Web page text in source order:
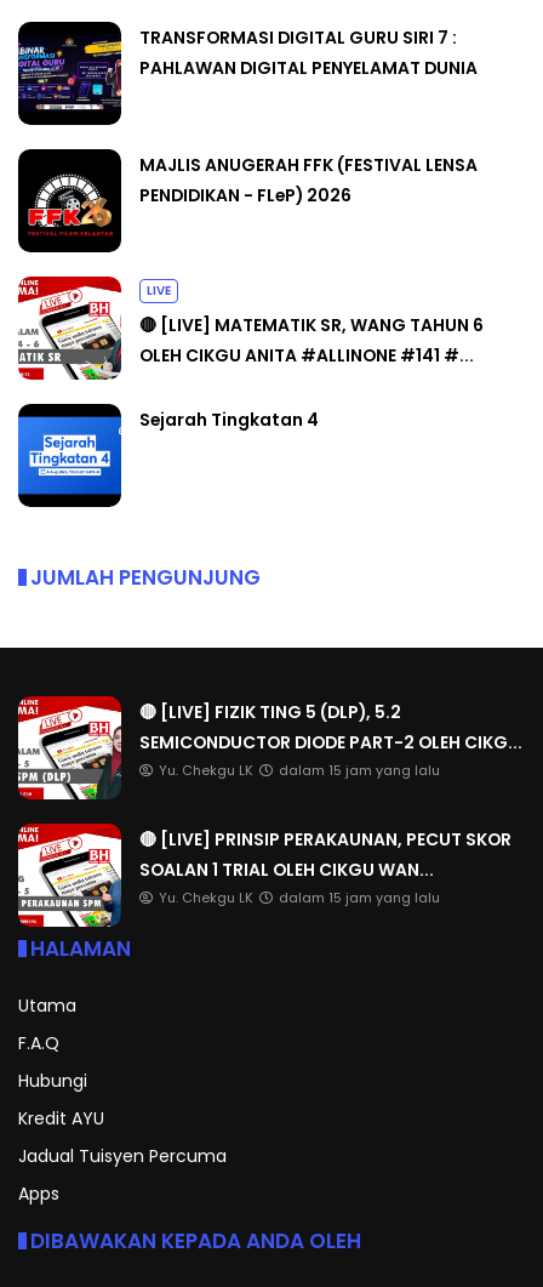
TRANSFORMASI DIGITAL GURU SIRI 7 :
PAHLAWAN DIGITAL PENYELAMAT DUNIA
MAJLIS ANUGERAH FFK (FESTIVAL LENSA
PENDIDIKAN - FLeP) 2026
LIVE
🔴 [LIVE] MATEMATIK SR, WANG TAHUN 6
OLEH CIKGU ANITA #ALLINONE #141 #...
Sejarah Tingkatan 4
JUMLAH PENGUNJUNG
🔴 [LIVE] FIZIK TING 5 (DLP), 5.2
SEMICONDUCTOR DIODE PART-2 OLEH CIKG...
Yu. Chekgu LK dalam 15 jam yang lalu
🔴 [LIVE] PRINSIP PERAKAUNAN, PECUT SKOR
SOALAN 1 TRIAL OLEH CIKGU WAN...
Yu. Chekgu LK dalam 15 jam yang lalu
HALAMAN
Utama
F.A.Q
Hubungi
Kredit AYU
Jadual Tuisyen Percuma
Apps
DIBAWAKAN KEPADA ANDA OLEH